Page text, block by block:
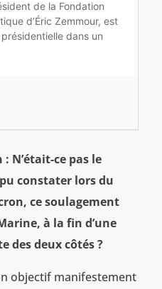
N’était-ce pas le
constater lors du
ce soulagement
à la fin d’une
des deux côtés ?
objectif manifestement